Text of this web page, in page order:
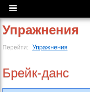
Упражнения
Перейти: Упражнения
Брейк-данс